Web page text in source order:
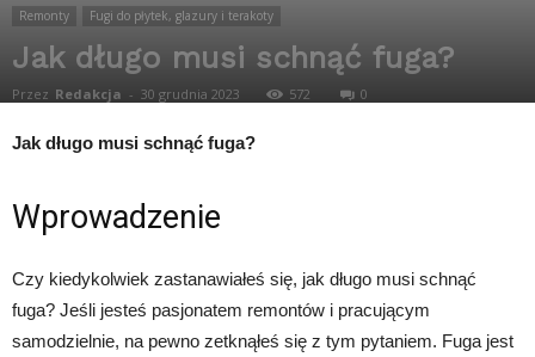
Remonty Fugi do płytek, glazury i terakoty
Jak długo musi schnąć fuga?
Przez Redakcja - 30 grudnia 2023 572 0
Jak długo musi schnąć fuga?
Wprowadzenie
Czy kiedykolwiek zastanawiałeś się, jak długo musi schnąć
fuga? Jeśli jesteś pasjonatem remontów i pracującym
samodzielnie, na pewno zetknąłeś się z tym pytaniem. Fuga jest